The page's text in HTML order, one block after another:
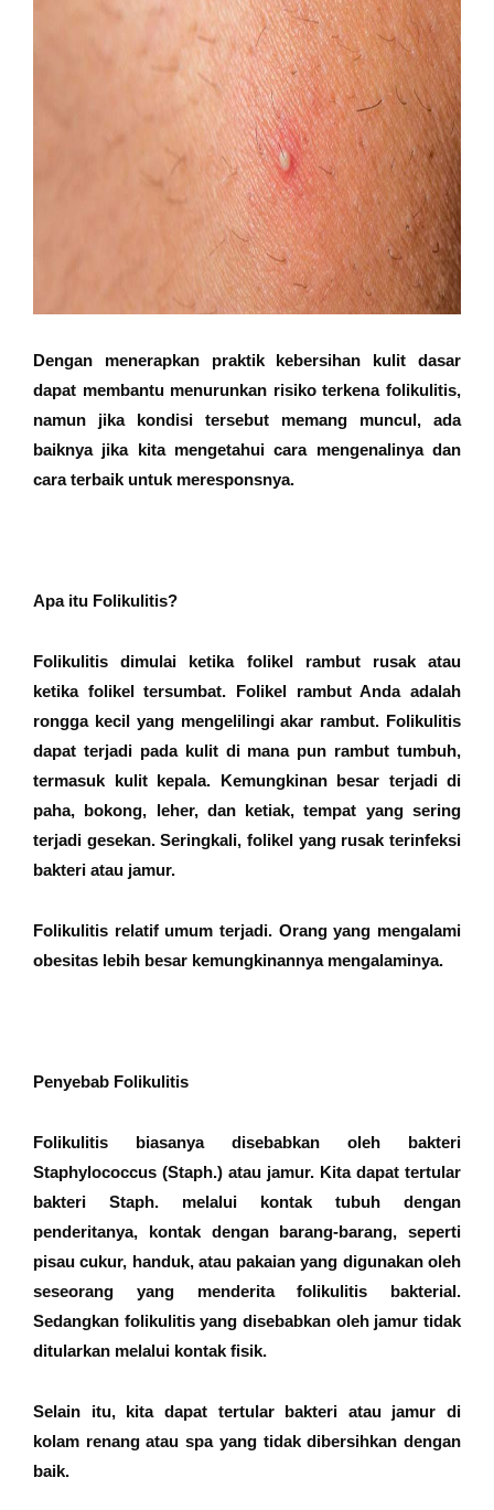
Dengan menerapkan praktik kebersihan kulit dasar
dapat membantu menurunkan risiko terkena folikulitis,
namun jika kondisi tersebut memang muncul, ada
baiknya jika kita mengetahui cara mengenalinya dan
cara terbaik untuk meresponsnya.
Apa itu Folikulitis?
Folikulitis dimulai ketika folikel rambut rusak atau
ketika folikel tersumbat. Folikel rambut Anda adalah
rongga kecil yang mengelilingi akar rambut. Folikulitis
dapat terjadi pada kulit di mana pun rambut tumbuh,
termasuk kulit kepala. Kemungkinan besar terjadi di
paha, bokong, leher, dan ketiak, tempat yang sering
terjadi gesekan. Seringkali, folikel yang rusak terinfeksi
bakteri atau jamur.
Folikulitis relatif umum terjadi. Orang yang mengalami
obesitas lebih besar kemungkinannya mengalaminya.
Penyebab Folikulitis
Folikulitis biasanya disebabkan oleh bakteri
Staphylococcus (Staph.) atau jamur. Kita dapat tertular
bakteri Staph. melalui kontak tubuh dengan
penderitanya, kontak dengan barang-barang, seperti
pisau cukur, handuk, atau pakaian yang digunakan oleh
seseorang yang menderita folikulitis bakterial.
Sedangkan folikulitis yang disebabkan oleh jamur tidak
ditularkan melalui kontak fisik.
Selain itu, kita dapat tertular bakteri atau jamur di
kolam renang atau spa yang tidak dibersihkan dengan
baik.